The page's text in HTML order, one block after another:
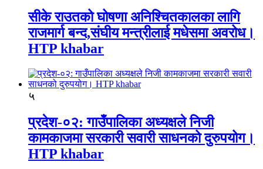
सीके राउतको घोषणा अनिश्चितकालका लागि
राजमार्ग बन्द,संघीय मन्त्रीलाई मधेसमा अवरोध।
HTP khabar
५
प्रदेश-०२: गाउँपालिका अध्यक्षले निजी
कामकाजमा सरकारी सवारी साधनको दुरुपयोग।
HTP khabar